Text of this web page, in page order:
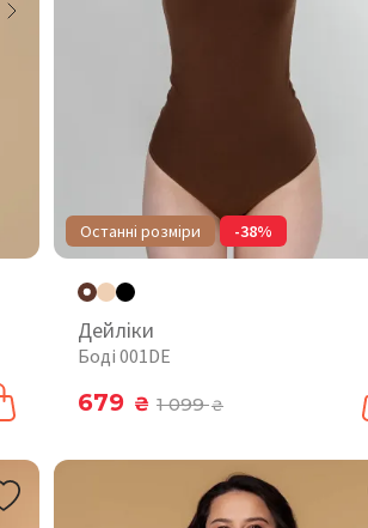
Останні розміри -38%
Дейліки
Боді 001DE
679 ₴ 1 099₴